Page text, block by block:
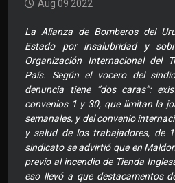
Aug 09 2022
La Alianza de Bomberos del
Estado por insalubridad y
Organización Internacional del
País. Según el vocero del
denuncia tiene “dos caras”:
convenios 1 y 30, que limitan la
semanales, y del convenio
y salud de los trabajadores, de
sindicato se advirtió que en
previo al incendio de Tienda
eso llevó a que destacamentos